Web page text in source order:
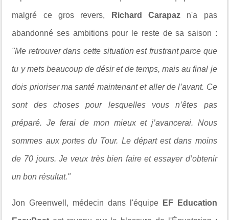
malgré ce gros revers, Richard Carapaz n'a pas
abandonné ses ambitions pour le reste de sa saison :
"Me retrouver dans cette situation est frustrant parce que
tu y mets beaucoup de désir et de temps, mais au final je
dois prioriser ma santé maintenant et aller de l’avant. Ce
sont des choses pour lesquelles vous n’êtes pas
préparé. Je ferai de mon mieux et j’avancerai. Nous
sommes aux portes du Tour. Le départ est dans moins
de 70 jours. Je veux très bien faire et essayer d’obtenir
un bon résultat."
Jon Greenwell, médecin dans l'équipe EF Education